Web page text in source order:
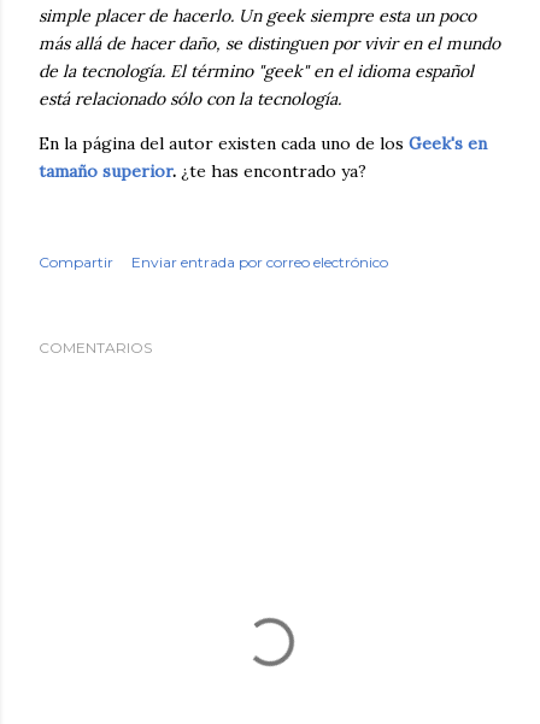
simple placer de hacerlo. Un geek siempre esta un poco
más allá de hacer daño, se distinguen por vivir en el mundo
de la tecnología. El término "geek" en el idioma español
está relacionado sólo con la tecnología.
En la página del autor existen cada uno de los Geek's en
tamaño superior. ¿te has encontrado ya?
Compartir Enviar entrada por correo electrónico
COMENTARIOS